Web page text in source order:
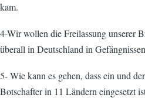
kam.
4-Wir wollen die Freilassung unserer
überall in Deutschland in
5- Wie kann es gehen, dass ein und
Botschafter in 11 Ländern eingesetzt